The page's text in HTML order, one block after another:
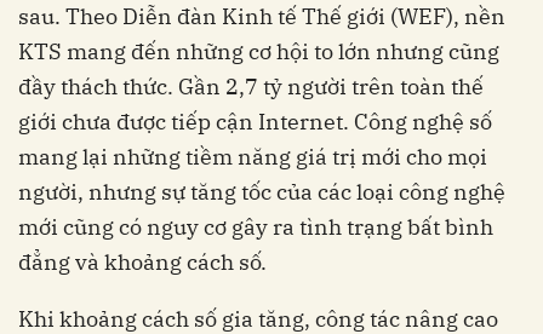
sau. Theo Diễn đàn Kinh tế Thế giới (WEF), nền
KTS mang đến những cơ hội to lớn nhưng cũng
đầy thách thức. Gần 2,7 tỷ người trên toàn thế
giới chưa được tiếp cận Internet. Công nghệ số
mang lại những tiềm năng giá trị mới cho mọi
người, nhưng sự tăng tốc của các loại công nghệ
mới cũng có nguy cơ gây ra tình trạng bất bình
đẳng và khoảng cách số.
Khi khoảng cách số gia tăng, công tác nâng cao